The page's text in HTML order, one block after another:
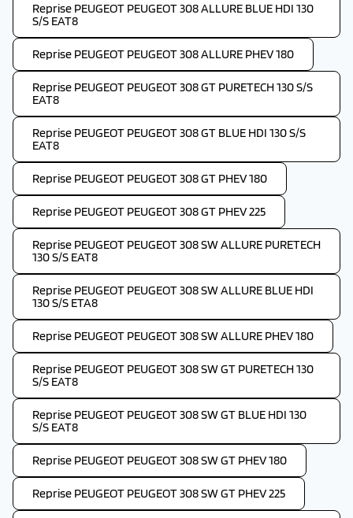
Reprise PEUGEOT PEUGEOT 308 ALLURE BLUE HDI 130
S/S EAT8
Reprise PEUGEOT PEUGEOT 308 ALLURE PHEV 180
Reprise PEUGEOT PEUGEOT 308 GT PURETECH 130 S/S
EAT8
Reprise PEUGEOT PEUGEOT 308 GT BLUE HDI 130 S/S
EAT8
Reprise PEUGEOT PEUGEOT 308 GT PHEV 180
Reprise PEUGEOT PEUGEOT 308 GT PHEV 225
Reprise PEUGEOT PEUGEOT 308 SW ALLURE PURETECH
130 S/S EAT8
Reprise PEUGEOT PEUGEOT 308 SW ALLURE BLUE HDI
130 S/S ETA8
Reprise PEUGEOT PEUGEOT 308 SW ALLURE PHEV 180
Reprise PEUGEOT PEUGEOT 308 SW GT PURETECH 130
S/S EAT8
Reprise PEUGEOT PEUGEOT 308 SW GT BLUE HDI 130
S/S EAT8
Reprise PEUGEOT PEUGEOT 308 SW GT PHEV 180
Reprise PEUGEOT PEUGEOT 308 SW GT PHEV 225